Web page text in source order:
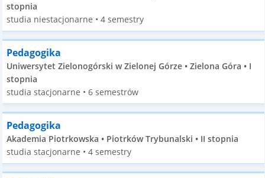
stopnia
studia niestacjonarne • 4 semestry
Pedagogika
Uniwersytet Zielonogórski w Zielonej Górze • Zielona Góra • I
stopnia
studia stacjonarne • 6 semestrów
Pedagogika
Akademia Piotrkowska • Piotrków Trybunalski • II stopnia
studia stacjonarne • 4 semestry